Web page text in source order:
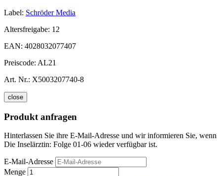
Label: Schröder Media
Altersfreigabe: 12
EAN: 4028032077407
Preiscode: AL21
Art. Nr.: X5003207740-8
close
Produkt anfragen
Hinterlassen Sie ihre E-Mail-Adresse und wir informieren Sie, wenn
Die Inselärztin: Folge 01-06 wieder verfügbar ist.
E-Mail-Adresse
Menge